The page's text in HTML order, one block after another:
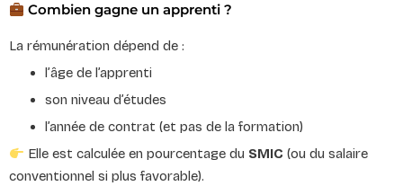
Combien gagne un apprenti ?
La rémunération dépend de :
l’âge de l’apprenti
son niveau d’études
l’année de contrat (et pas de la formation)
Elle est calculée en pourcentage du SMIC (ou du salaire
conventionnel si plus favorable).